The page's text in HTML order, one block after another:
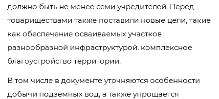
должно быть не менее семи учредителей. Перед
товариществами также поставили новые цели, такие
как обеспечение осваиваемых участков
разнообразной инфраструктурой, комплексное
благоустройство территории.
В том числе в документе уточняются особенности
добычи подземных вод, а также упрощается